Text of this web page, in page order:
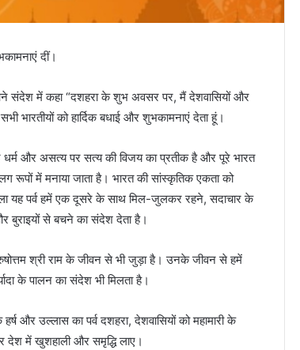
दीं।
संदेश में कहा “दशहरा के शुभ अवसर पर, मैं देशवासियों और
भारतीयों को हार्दिक बधाई और शुभकामनाएं देता हूं।
धर्म और असत्य पर सत्य की विजय का प्रतीक है और पूरे भारत
में मनाया जाता है। भारत की सांस्कृतिक एकता को
यह पर्व हमें एक दूसरे के साथ मिल-जुलकर रहने, सदाचार के
बुराइयों से बचने का संदेश देता है।
पुरुषोत्तम श्री राम के जीवन से भी जुड़ा है। उनके जीवन से हमें
के पालन का संदेश भी मिलता है।
हर्ष और उल्लास का पर्व दशहरा, देशवासियों को महामारी के
देश में खुशहाली और समृद्धि लाए।